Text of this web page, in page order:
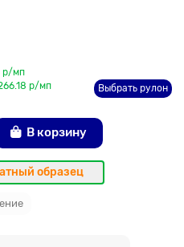
р/мп
р/мп
Выбрать рулон
В корзину
образец